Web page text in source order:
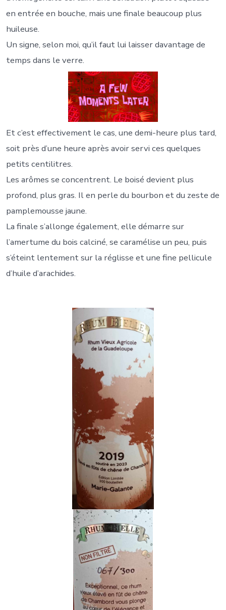
en entrée en bouche, mais une finale beaucoup plus
huileuse.
Un signe, selon moi, qu’il faut lui laisser davantage de
temps dans le verre.
Et c’est effectivement le cas, une demi-heure plus tard,
soit près d’une heure après avoir servi ces quelques
petits centilitres.
Les arômes se concentrent. Le boisé devient plus
profond, plus gras. Il en perle du bourbon et du zeste de
pamplemousse jaune.
La finale s’allonge également, elle démarre sur
l’amertume du bois calciné, se caramélise un peu, puis
s’éteint lentement sur la réglisse et une fine pellicule
d’huile d’arachides.